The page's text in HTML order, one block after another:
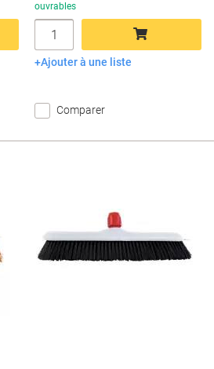
ouvrables
Quantité
Ajouter au panier
Ajouter à une liste
Comparer